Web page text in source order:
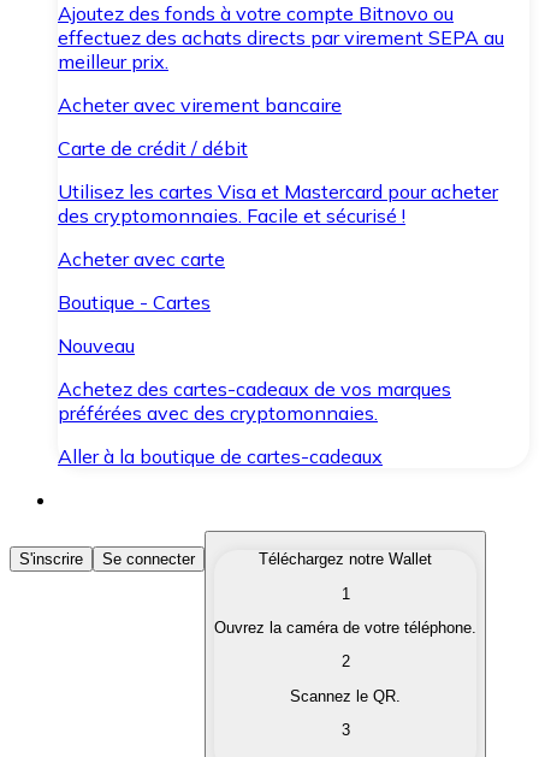
Ajoutez des fonds à votre compte Bitnovo ou
effectuez des achats directs par virement SEPA au
meilleur prix.
Acheter avec virement bancaire
Carte de crédit / débit
Utilisez les cartes Visa et Mastercard pour acheter
des cryptomonnaies. Facile et sécurisé !
Acheter avec carte
Boutique - Cartes
Nouveau
Achetez des cartes-cadeaux de vos marques
préférées avec des cryptomonnaies.
Aller à la boutique de cartes-cadeaux
Acheter des Cryptomonnaies
Achetez les cryptomonnaies qui vous intéressent
Convertissez vos cryptomonnaies en monnaie
S'inscrire Se connecter
Téléchargez notre Wallet
1
Ouvrez la caméra de votre téléphone.
2
Scannez le QR.
3